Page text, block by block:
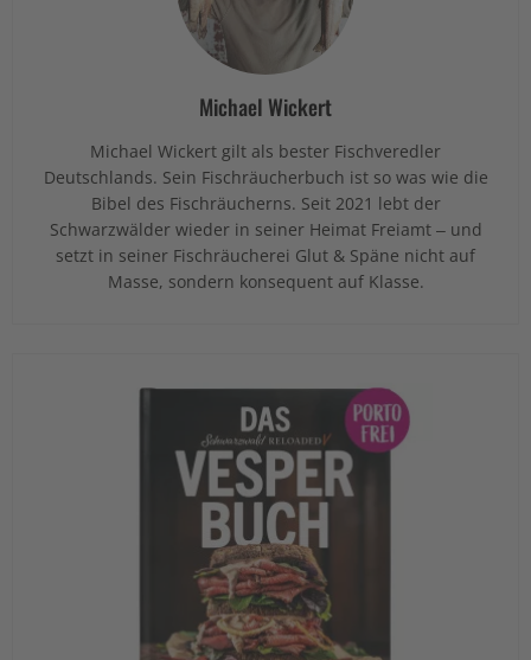
Michael Wickert
Michael Wickert gilt als bester Fischveredler
Deutschlands. Sein Fischräucherbuch ist so was wie die
Bibel des Fischräucherns. Seit 2021 lebt der
Schwarzwälder wieder in seiner Heimat Freiamt – und
setzt in seiner Fischräucherei Glut & Späne nicht auf
Masse, sondern konsequent auf Klasse.